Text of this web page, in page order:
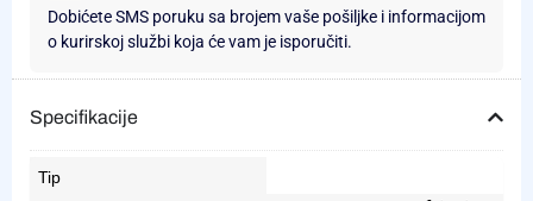
Dobićete SMS poruku sa brojem vaše pošiljke i informacijom
o kurirskoj službi koja će vam je isporučiti.
Specifikacije
Tip